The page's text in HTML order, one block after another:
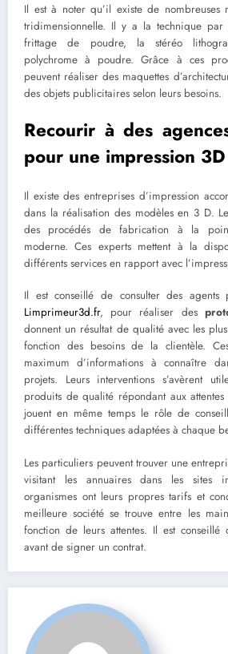
Il est à noter qu’il existe de nombreuses
tridimensionnelle. Il y a la technique
frittage de poudre, la stéréo
polychrome à poudre. Grâce à ces
peuvent réaliser des maquettes
des objets publicitaires selon leurs besoins.
Recourir à des
pour une impression 3D
Il existe des entreprises d’impression
dans la réalisation des modèles en 3 D.
des procédés de fabrication à la
moderne. Ces experts mettent à la
différents services en rapport avec
Il est conseillé de consulter des agents
Limprimeur3d.fr, pour réaliser des
donnent un résultat de qualité avec les
fonction des besoins de la clientèle.
maximum d’informations à connaître
projets. Leurs interventions s’avèrent
produits de qualité répondant aux
jouent en même temps le rôle de
différentes techniques adaptées à chaque
Les particuliers peuvent trouver une
visitant les annuaires dans les sites
organismes ont leurs propres tarifs et
meilleure société se trouve entre les
fonction de leurs attentes. Il est
avant de signer un contrat.